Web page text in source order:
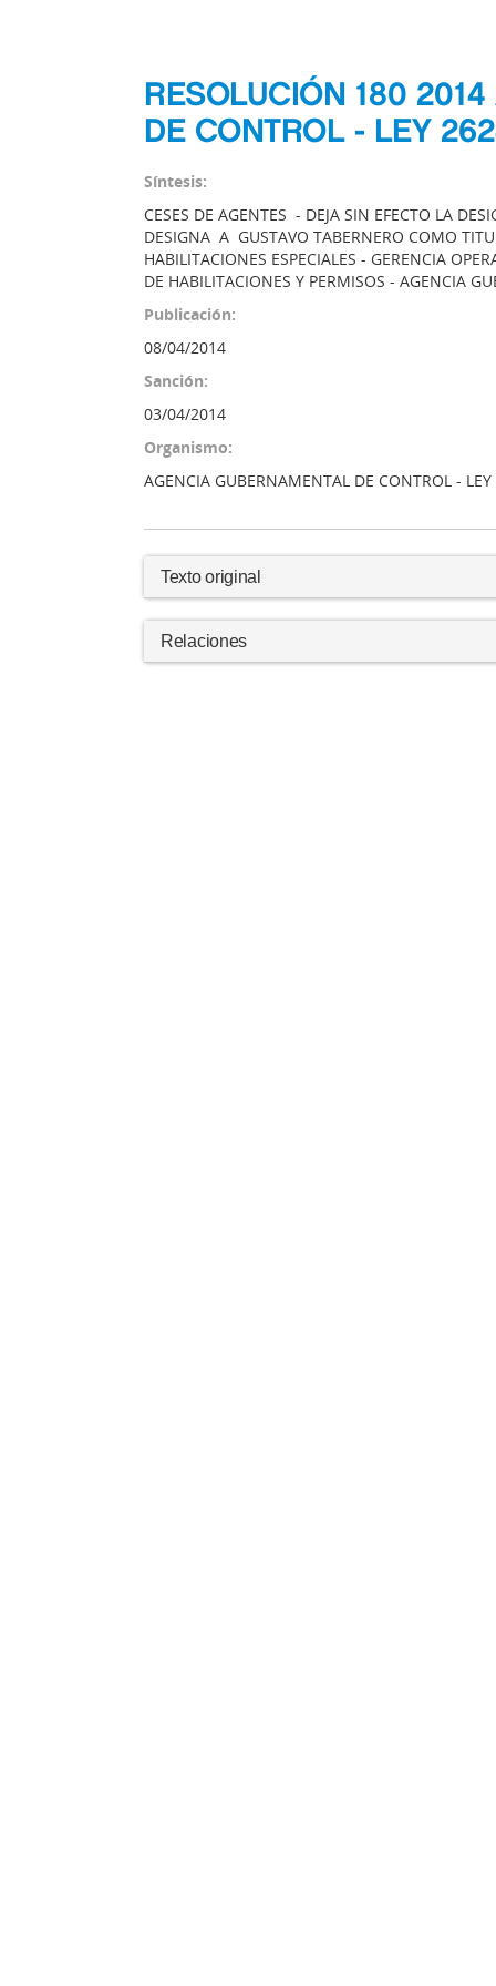
RESOLUCIÓN 180
DE CONTROL - LEY
Síntesis:
CESES DE AGENTES - DEJA SIN EFECTO LA
DESIGNA A GUSTAVO TABERNERO COMO
HABILITACIONES ESPECIALES - GERENCIA
DE HABILITACIONES Y PERMISOS - AGENCIA
Publicación:
08/04/2014
Sanción:
03/04/2014
Organismo:
AGENCIA GUBERNAMENTAL DE CONTROL -
Texto original
Relaciones